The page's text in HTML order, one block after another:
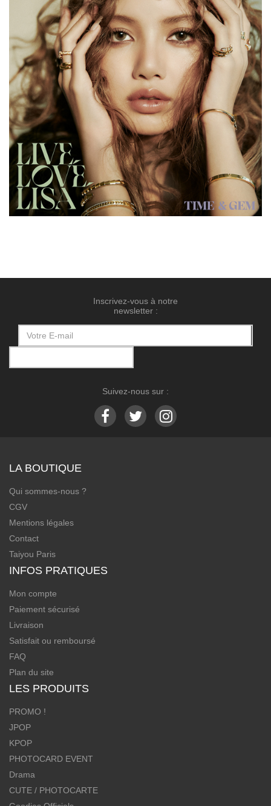
Inscrivez-vous à notre
newsletter :
Suivez-nous sur :
LA BOUTIQUE
Qui sommes-nous ?
CGV
Mentions légales
Contact
Taiyou Paris
INFOS PRATIQUES
Mon compte
Paiement sécurisé
Livraison
Satisfait ou remboursé
FAQ
Plan du site
LES PRODUITS
PROMO !
JPOP
KPOP
PHOTOCARD EVENT
Drama
CUTE / PHOTOCARTE